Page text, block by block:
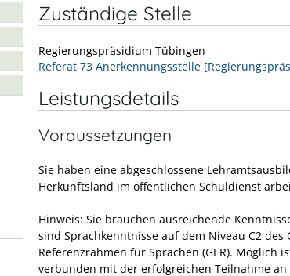
Zuständige Stelle
Regierungspräsidium Tübingen
Referat 73 Anerkennungsstelle
Leistungsdetails
Voraussetzungen
Sie haben eine abgeschlossene
Herkunftsland im öffentlichen Schuldienst
Hinweis: Sie brauchen ausreichende
sind Sprachkenntnisse auf dem Niveau C2 des
Referenzrahmen für Sprachen (GER). Möglich
verbunden mit der erfolgreichen Teilnahme